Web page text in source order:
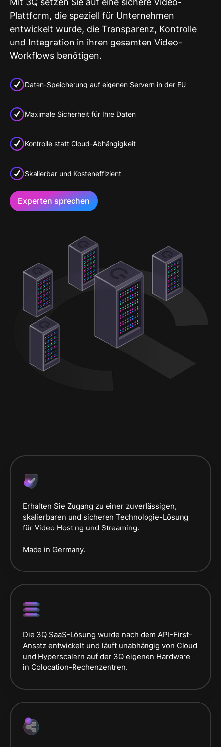
Plattform, die speziell für Unternehmen
entwickelt wurde, die Transparenz, Kontrolle
und Integration in ihren gesamten Video-
Workflows benötigen.
Daten-Speicherung auf eigenen Servern in der EU
Maximale Sicherheit für Ihre Daten
Kontrolle statt Cloud-Abhängigkeit
Skalierbar und Kosteneffizient
Experten sprechen
Erhalten Sie Zugang zu einer zuverlässigen,
skalierbaren und sicheren Technologie-Lösung
für Video Hosting und Streaming.
Made in Germany.
Die 3Q SaaS-Lösung wurde nach dem API-First-
Ansatz entwickelt und läuft unabhängig von Cloud
und Hyperscalern auf der 3Q eigenen Hardware
in Colocation-Rechenzentren.